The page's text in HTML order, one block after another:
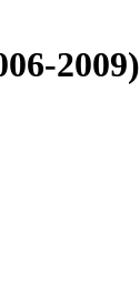
2009)